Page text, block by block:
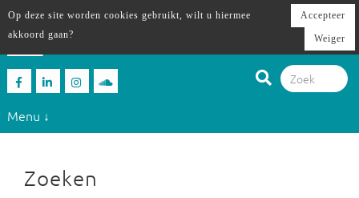
Menu ↓
Zoeken
Op deze site worden cookies gebruikt, wilt u hiermee
akkoord gaan?
Accepteer
Weiger